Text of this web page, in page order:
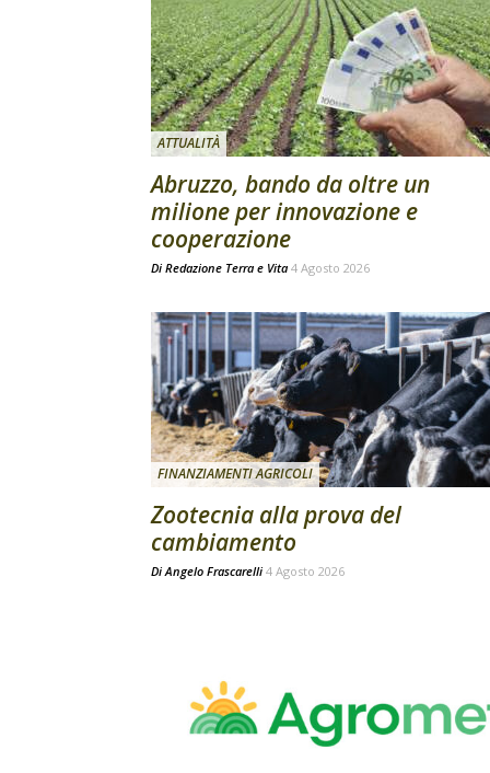
ATTUALITÀ
Abruzzo, bando da oltre un
milione per innovazione e
cooperazione
Di Redazione Terra e Vita 4 Agosto 2026
FINANZIAMENTI AGRICOLI
Zootecnia alla prova del
cambiamento
Di Angelo Frascarelli 4 Agosto 2026